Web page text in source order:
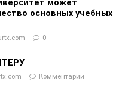
может
основных учебных
0
Комментарии